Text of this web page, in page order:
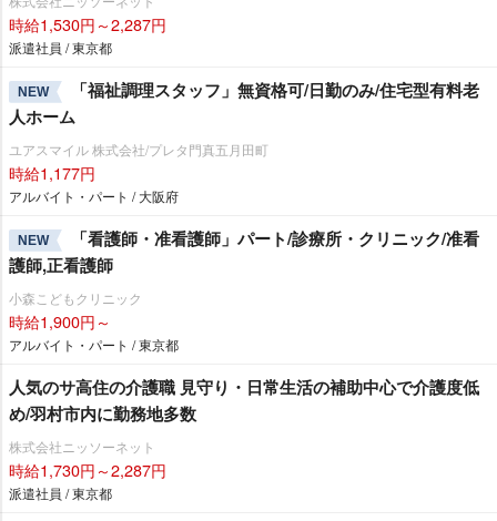
時給1,530円～2,287円
派遣社員 / 東京都
NEW
「福祉調理スタッフ」無資格可/日勤のみ/住宅型有料老
人ホーム
ユアスマイル 株式会社/プレタ門真五月田町
時給1,177円
アルバイト・パート / 大阪府
NEW
「看護師・准看護師」パート/診療所・クリニック/准看
護師,正看護師
小森こどもクリニック
時給1,900円～
アルバイト・パート / 東京都
人気のサ高住の介護職 見守り・日常生活の補助中心で介護度低
め/羽村市内に勤務地多数
株式会社ニッソーネット
時給1,730円～2,287円
派遣社員 / 東京都